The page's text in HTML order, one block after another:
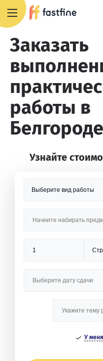
Заказать
работы в
Белгороде
Узнайте
У